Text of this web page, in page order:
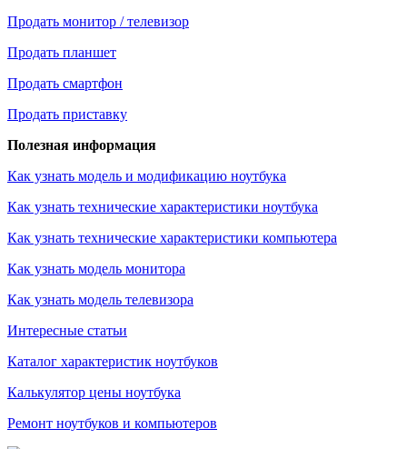
Продать монитор / телевизор
Продать планшет
Продать смартфон
Продать приставку
Полезная информация
Как узнать модель и модификацию ноутбука
Как узнать технические характеристики ноутбука
Как узнать технические характеристики компьютера
Как узнать модель монитора
Как узнать модель телевизора
Интересные статьи
Каталог характеристик ноутбуков
Калькулятор цены ноутбука
Ремонт ноутбуков и компьютеров